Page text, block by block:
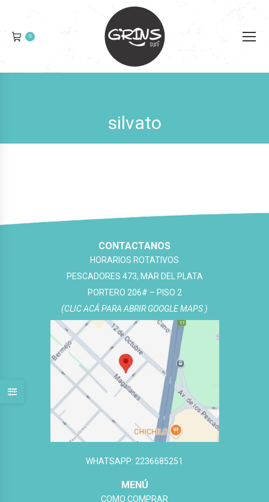
0
silvato
CONTACTANOS
HORARIOS ROTATIVOS
PESCADORES 473, MAR DEL PLATA
PORTERO 206# – PISO 2
(CLIC ACÁ PARA ABRIR GOOGLE MAPS )
WHATSAPP: 2236685251
MENÚ
COMO COMPRAR